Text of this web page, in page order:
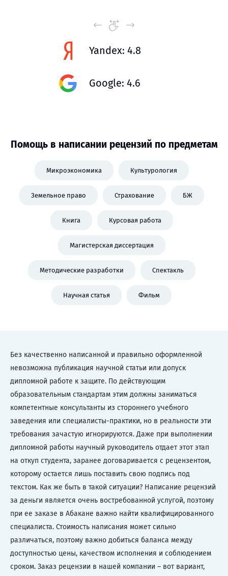
Yandex: 4.8
Google: 4.6
Помощь в написании рецензий по предметам
Микроэкономика Культурология
Земельное право Страхование БЖ
Книга Курсовая работа
Магистерская диссертация
Методические разработки Спектакль
Научная статья Фильм
Без качественно написанной и правильно оформленной
невозможна публикация научной статьи или допуск
дипломной работе к защите. По действующим
образовательным стандартам этим должны заниматься
компетентные консультанты из стороннего учебного
заведения или специалисты-практики, но в реальности эти
требования зачастую игнорируются. Даже при выполнении
дипломной работы научный руководитель отдает этот этап
на откуп студента, заранее договаривается с рецензентом,
которому остается лишь поставить свою подпись под
текстом. Как же быть в такой ситуации? Написание рецензий
за деньги является очень востребованной услугой, поэтому
при ее заказе в Абакане важно найти квалифицированного
специалиста. Стоимость написания может сильно
различаться, поэтому важно добиться баланса между
доступностью цены, качеством исполнения и соблюдением
сроком. Заказ рецензии в нашей компании – вот вариант,